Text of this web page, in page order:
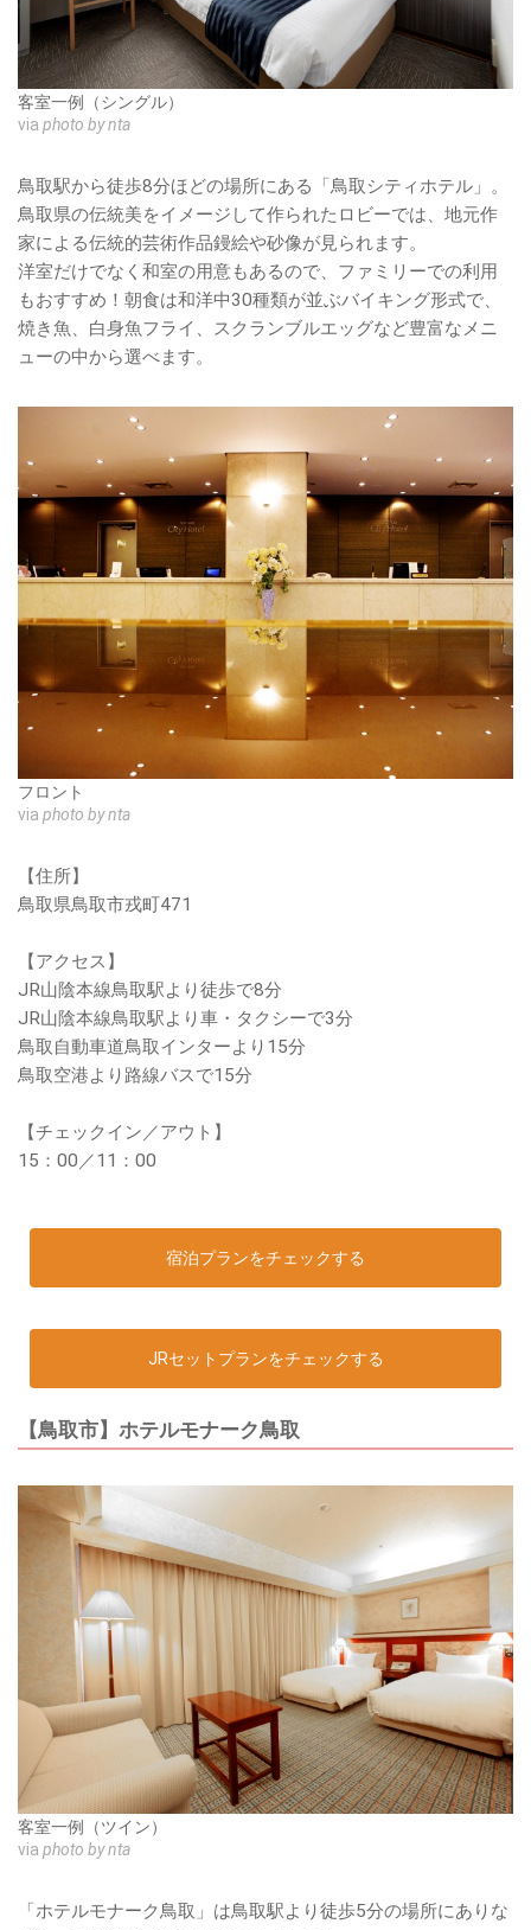
客室一例（シングル）
via photo by nta
鳥取駅から徒歩8分ほどの場所にある「鳥取シティホテル」。
鳥取県の伝統美をイメージして作られたロビーでは、地元作
家による伝統的芸術作品鏝絵や砂像が見られます。
洋室だけでなく和室の用意もあるので、ファミリーでの利用
もおすすめ！朝食は和洋中30種類が並ぶバイキング形式で、
焼き魚、白身魚フライ、スクランブルエッグなど豊富なメニ
ューの中から選べます。
フロント
via photo by nta
【住所】
鳥取県鳥取市戎町471
【アクセス】
JR山陰本線鳥取駅より徒歩で8分
JR山陰本線鳥取駅より車・タクシーで3分
鳥取自動車道鳥取インターより15分
鳥取空港より路線バスで15分
【チェックイン／アウト】
15：00／11：00
宿泊プランをチェックする
JRセットプランをチェックする
【鳥取市】ホテルモナーク鳥取
客室一例（ツイン）
via photo by nta
「ホテルモナーク鳥取」は鳥取駅より徒歩5分の場所にありな